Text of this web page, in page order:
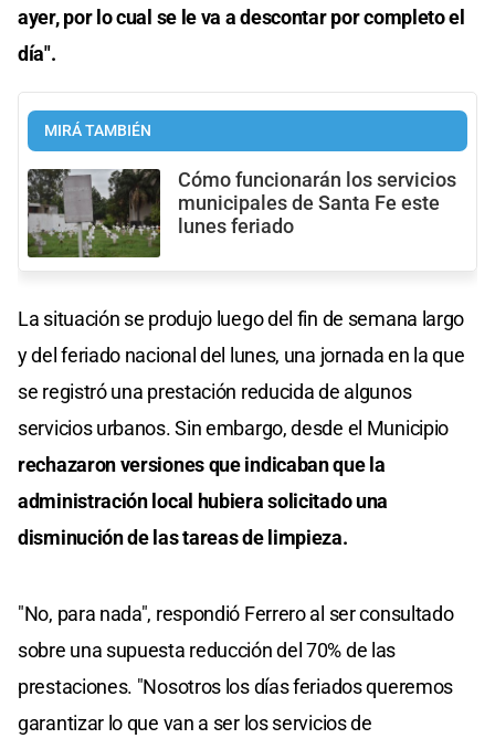
ayer, por lo cual se le va a descontar por completo el
día".
MIRÁ TAMBIÉN
Cómo funcionarán los servicios
municipales de Santa Fe este
lunes feriado
La situación se produjo luego del fin de semana largo
y del feriado nacional del lunes, una jornada en la que
se registró una prestación reducida de algunos
servicios urbanos. Sin embargo, desde el Municipio
rechazaron versiones que indicaban que la
administración local hubiera solicitado una
disminución de las tareas de limpieza.
"No, para nada", respondió Ferrero al ser consultado
sobre una supuesta reducción del 70% de las
prestaciones. "Nosotros los días feriados queremos
garantizar lo que van a ser los servicios de